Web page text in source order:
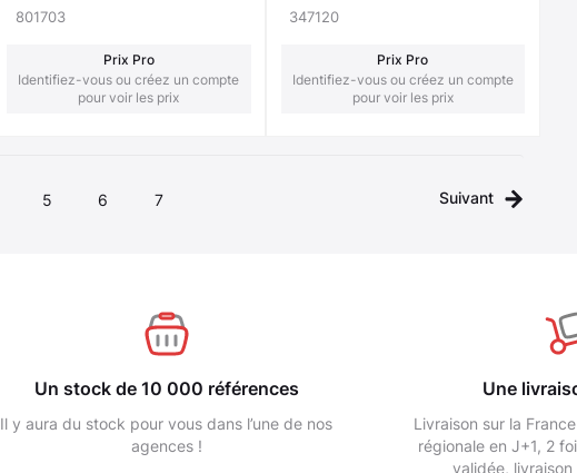
801703
Prix Pro
Identifiez-vous ou créez un compte
pour voir les prix
347120
Prix Pro
Identifiez-vous ou créez un compte
pour voir les prix
5 6 7 Suivant
Un stock de 10 000 références
Il y aura du stock pour vous dans l’une de nos
agences !
Une
Livraison sur la
régionale en J+1, 2
validée, livraison